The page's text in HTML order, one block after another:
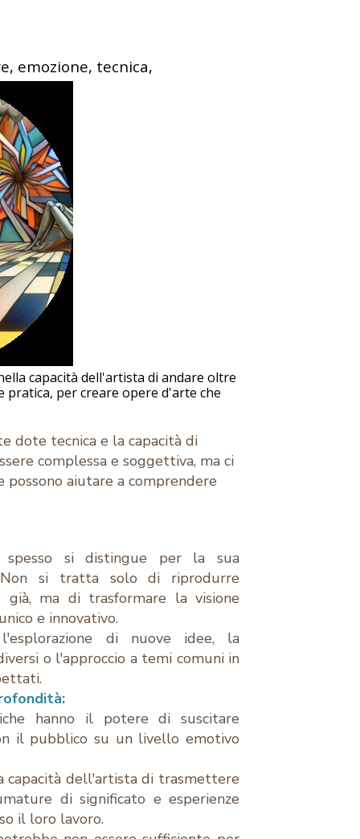
emozione, tecnica,
capacità dell'artista di andare oltre
per creare opere d'arte che
dote tecnica e la capacità di
complessa e soggettiva, ma ci
possono aiutare a comprendere
si distingue per la sua
si tratta solo di riprodurre
già, ma di trasformare la visione
e innovativo.
di nuove idee, la
o l'approccio a temi comuni in
hanno il potere di suscitare
il pubblico su un livello emotivo
capacità dell'artista di trasmettere
di significato e esperienze
il loro lavoro.